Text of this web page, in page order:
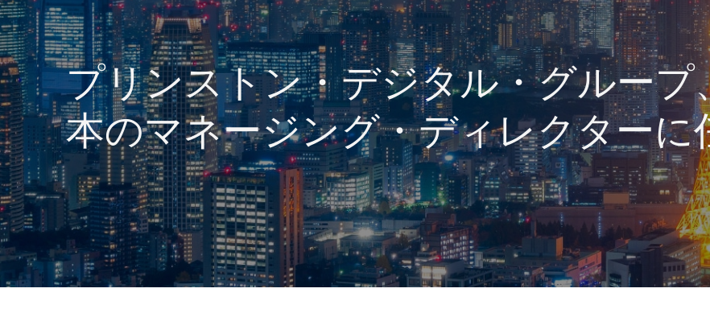
プリンストン・デジタル・グループ
本のマネージング・ディレクターに